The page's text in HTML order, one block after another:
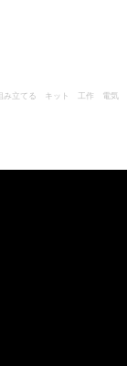
み立てる キット 工作 電気